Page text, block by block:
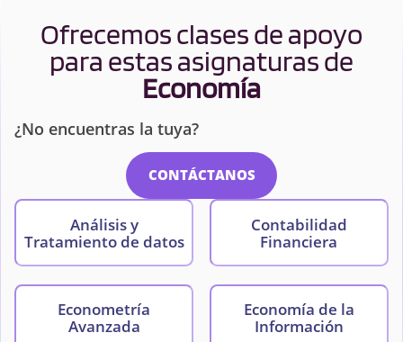
Ofrecemos clases de apoyo
para estas asignaturas de
Economía
¿No encuentras la tuya?
CONTÁCTANOS
Análisis y
Tratamiento de datos
Contabilidad
Financiera
Econometría
Avanzada
Economía de la
Información